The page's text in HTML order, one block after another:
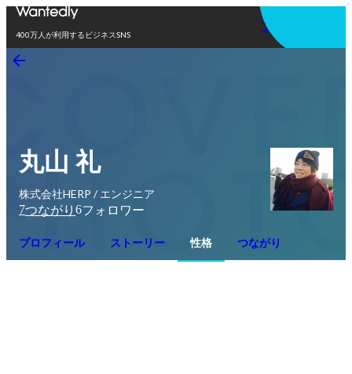
400万人が利用するビジネスSNS
アプリを使う
丸山 礼
株式会社HERP / エンジニア
7つながり 6フォロワー
プロフィール ストーリー 性格 つながり